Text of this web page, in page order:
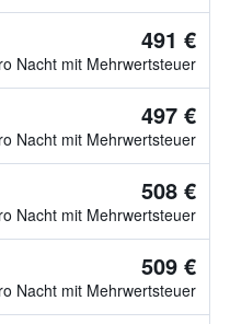
491 €
Nacht mit Mehrwertsteuer
497 €
Nacht mit Mehrwertsteuer
508 €
Nacht mit Mehrwertsteuer
509 €
Nacht mit Mehrwertsteuer